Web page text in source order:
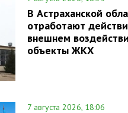
В Астраханской
отработают
внешнем
объекты ЖКХ
7 августа 2026, 18:06